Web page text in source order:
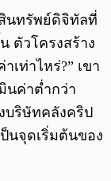
สินทรัพย์ดิจิทัลที่
ตัวโครงสร้าง
เท่าไหร่?” เขา
นค่าต่ำกว่า
บริษัทคลังคริป
นจุดเริ่มต้นของ